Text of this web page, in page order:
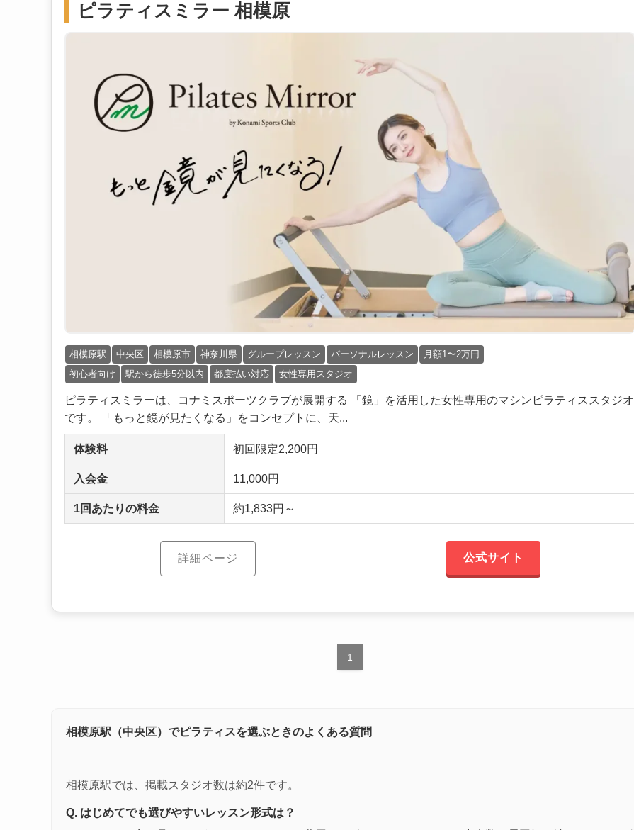
ピラティスミラー 相模原
相模原駅 中央区 相模原市 神奈川県 グループレッスン パーソナルレッスン
月額1〜2万円
初心者向け
駅から徒歩5分以内 都度払い対応 女性専用スタジオ
ピラティスミラーは、コナミスポーツクラブが展開する 「鏡」を活用した女性専用のマシンピラティススタジオ
です。 「もっと鏡が見たくなる」をコンセプトに、天...
体験料 初回限定2,200円
入会金 11,000円
1回あたりの料金 約1,833円～
詳細ページ 公式サイト
1
相模原駅（中央区）でピラティスを選ぶときのよくある質問
相模原駅では、掲載スタジオ数は約2件です。
Q. はじめてでも選びやすいレッスン形式は？